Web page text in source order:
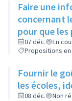
Faire une
concernant
pour que les
enlevés
07 déc.
En
Propositions
Fournir le
les écoles,
08 déc. Non